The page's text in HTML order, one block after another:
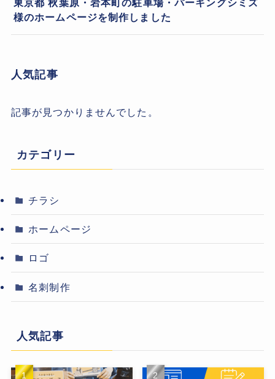
東京都 秋葉原・岩本町の駐車場・パーキングシミズ
様のホームページを制作しました
人気記事
記事が見つかりませんでした。
カテゴリー
チラシ
ホームページ
ロゴ
名刺制作
人気記事